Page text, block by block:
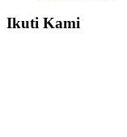
Ikuti Kami